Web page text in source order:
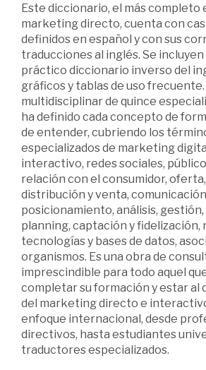
Este diccionario, el más completo
marketing directo, cuenta con
definidos en español y con sus
traducciones al inglés. Se incluyen
práctico diccionario inverso del
gráficos y tablas de uso frecuente.
multidisciplinar de quince
ha definido cada concepto de
de entender, cubriendo los
especializados de marketing
interactivo, redes sociales,
relación con el consumidor,
distribución y venta,
posicionamiento, análisis,
planning, captación y fidelización,
tecnologías y bases de datos,
organismos. Es una obra de
imprescindible para todo aquel
completar su formación y estar al
del marketing directo e
enfoque internacional, desde
directivos, hasta estudiantes
traductores especializados.